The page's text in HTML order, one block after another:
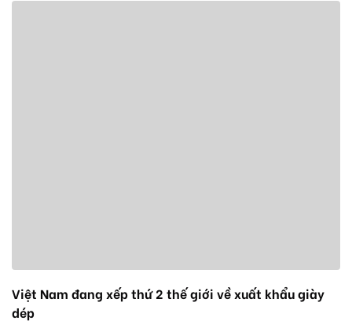
Việt Nam đang xếp thứ 2 thế giới về xuất khẩu giày
dép